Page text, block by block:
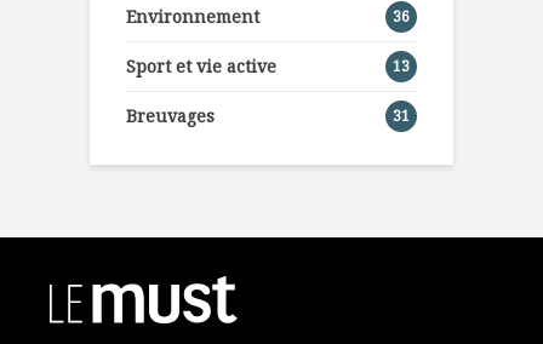
Environnement 36
Sport et vie active 13
Breuvages 31